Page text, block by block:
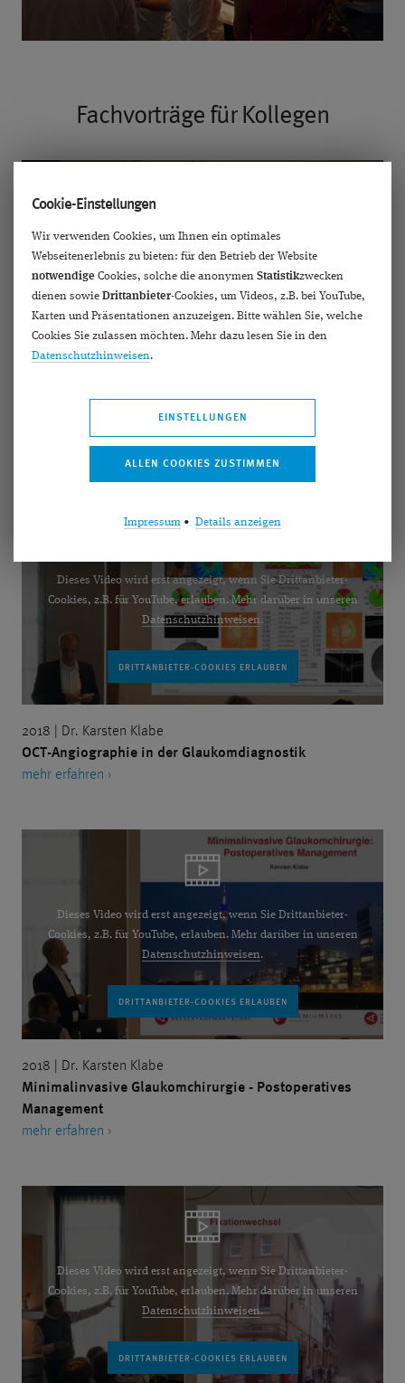
Fachvorträge für Kollegen
Dieses Video wird erst angezeigt, wenn Sie Drittanbieter-
Datenschutzhinweisen
2018 | Dr. Karsten Klabe
2018 Medikamentöse Glaukomtherapie
mehr erfahren ›
Dieses Video wird erst angezeigt, wenn Sie Drittanbieter-
Cookies, z.B. für YouTube, erlauben. Mehr darüber in unseren
Datenschutzhinweisen.
2018 | Dr. Karsten Klabe
OCT-Angiographie in der Glaukomdiagnostik
mehr erfahren ›
Dieses Video wird erst angezeigt, wenn Sie Drittanbieter-
Cookies, z.B. für YouTube, erlauben. Mehr darüber in unseren
Datenschutzhinweisen.
2018 | Dr. Karsten Klabe
Minimalinvasive Glaukomchirurgie - Postoperatives
Management
mehr erfahren ›
Dieses Video wird erst angezeigt, wenn Sie Drittanbieter-
Cookies, z.B. für YouTube, erlauben. Mehr darüber in unseren
Datenschutzhinweisen.
Cookie-Einstellungen
Wir verwenden Cookies, um Ihnen ein optimales
Webseitenerlebnis zu bieten: für den Betrieb der Website
notwendige Cookies, solche die anonymen Statistikzwecken
dienen sowie Drittanbieter-Cookies, um Videos, z.B. bei YouTube,
Karten und Präsentationen anzuzeigen. Bitte wählen Sie, welche
Cookies Sie zulassen möchten. Mehr dazu lesen Sie in den
Datenschutzhinweisen.
EINSTELLUNGEN
Impressum • Details anzeigen